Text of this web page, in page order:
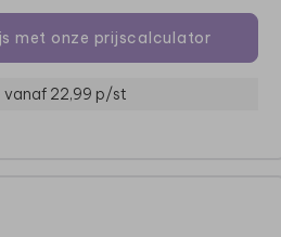
met onze prijscalculator
vanaf 22,99 p/st